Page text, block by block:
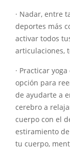
· Nadar, entre
deportes más
activar todos
articulaciones,
· Practicar yoga
opción para
de ayudarte a
cerebro a
cuerpo con el
estiramiento
tu cuerpo,